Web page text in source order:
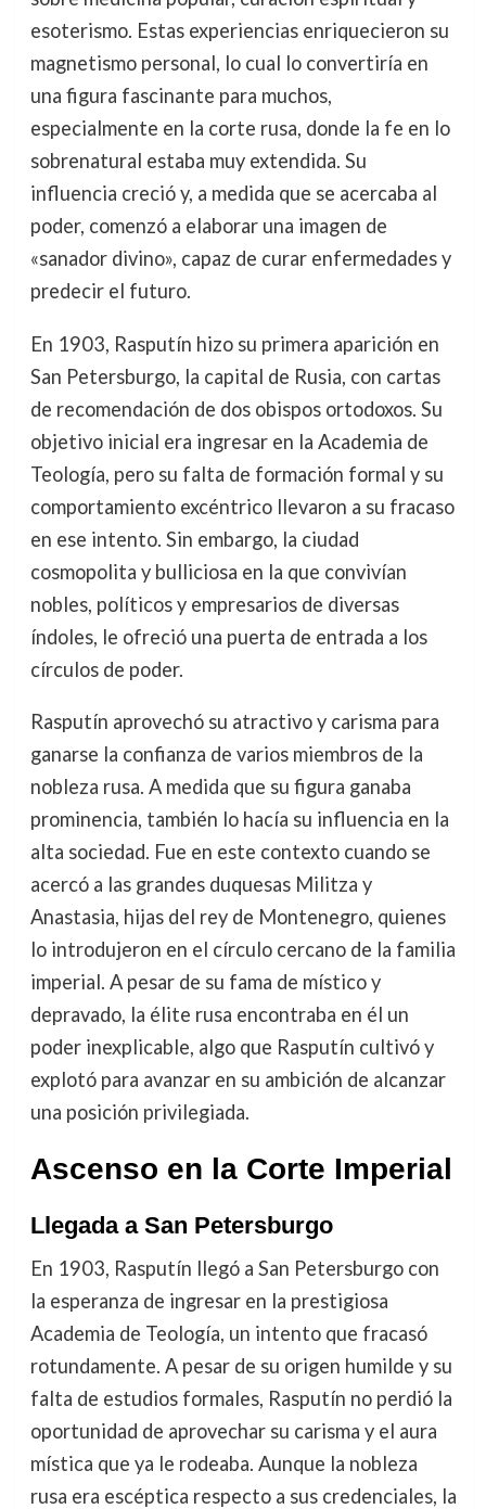
esoterismo. Estas experiencias enriquecieron su
magnetismo personal, lo cual lo convertiría en
una figura fascinante para muchos,
especialmente en la corte rusa, donde la fe en lo
sobrenatural estaba muy extendida. Su
influencia creció y, a medida que se acercaba al
poder, comenzó a elaborar una imagen de
«sanador divino», capaz de curar enfermedades y
predecir el futuro.
En 1903, Rasputín hizo su primera aparición en
San Petersburgo, la capital de Rusia, con cartas
de recomendación de dos obispos ortodoxos. Su
objetivo inicial era ingresar en la Academia de
Teología, pero su falta de formación formal y su
comportamiento excéntrico llevaron a su fracaso
en ese intento. Sin embargo, la ciudad
cosmopolita y bulliciosa en la que convivían
nobles, políticos y empresarios de diversas
índoles, le ofreció una puerta de entrada a los
círculos de poder.
Rasputín aprovechó su atractivo y carisma para
ganarse la confianza de varios miembros de la
nobleza rusa. A medida que su figura ganaba
prominencia, también lo hacía su influencia en la
alta sociedad. Fue en este contexto cuando se
acercó a las grandes duquesas Militza y
Anastasia, hijas del rey de Montenegro, quienes
lo introdujeron en el círculo cercano de la familia
imperial. A pesar de su fama de místico y
depravado, la élite rusa encontraba en él un
poder inexplicable, algo que Rasputín cultivó y
explotó para avanzar en su ambición de alcanzar
una posición privilegiada.
Ascenso en la Corte Imperial
Llegada a San Petersburgo
En 1903, Rasputín llegó a San Petersburgo con
la esperanza de ingresar en la prestigiosa
Academia de Teología, un intento que fracasó
rotundamente. A pesar de su origen humilde y su
falta de estudios formales, Rasputín no perdió la
oportunidad de aprovechar su carisma y el aura
mística que ya le rodeaba. Aunque la nobleza
rusa era escéptica respecto a sus credenciales, la